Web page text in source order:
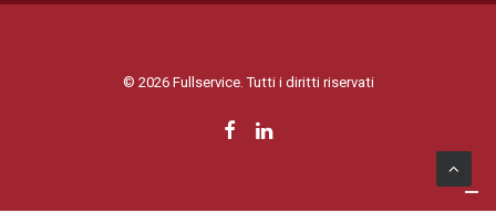
© 2026 Fullservice. Tutti i diritti riservati